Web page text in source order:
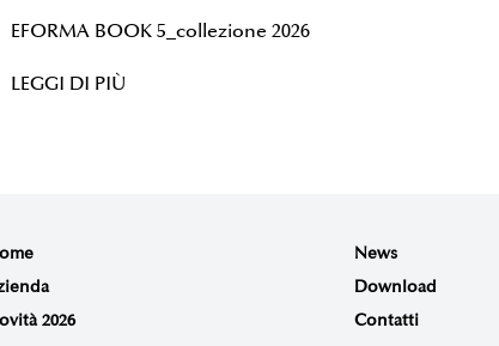
EFORMA BOOK 5_collezione 2026
LEGGI DI PIÙ
2026
News
Download
Contatti